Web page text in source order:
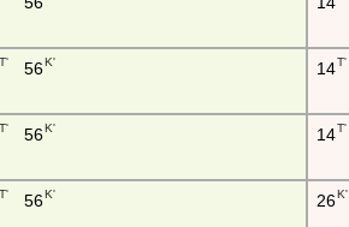
T' 56K' 14T'
T' 56K' 14T'
T' 56K' 26K'